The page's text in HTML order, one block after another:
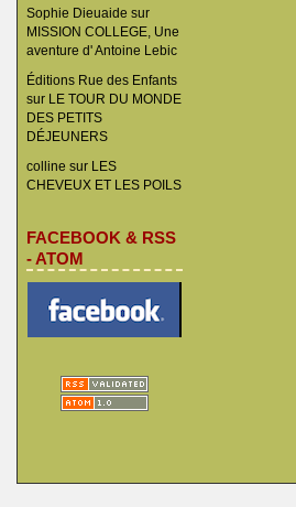
Sophie Dieuaide sur
MISSION COLLEGE, Une
aventure d' Antoine Lebic
Éditions Rue des Enfants
sur LE TOUR DU MONDE
DES PETITS
DÉJEUNERS
colline sur LES
CHEVEUX ET LES POILS
FACEBOOK & RSS
- ATOM